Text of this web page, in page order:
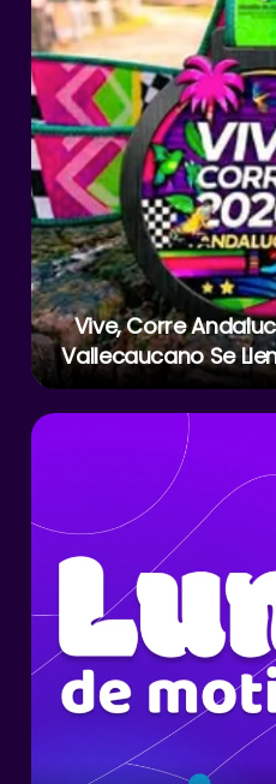
p o
k
Vive, Corre
Vallecaucano Se